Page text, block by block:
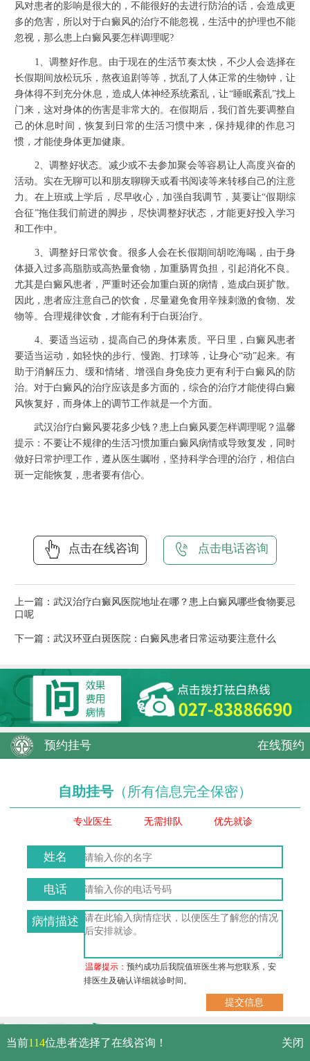
风对患者的影响是很大的，不能很好的去进行防治的话，会造成更
多的危害，所以对于白癜风的治疗不能忽视，生活中的护理也不能
忽视，那么患上白癜风要怎样调理呢?
1、调整好作息。由于现在的生活节奏太快，不少人会选择在
长假期间放松玩乐，熬夜追剧等等，扰乱了人体正常的生物钟，让
身体得不到充分休息，造成人体神经系统紊乱，让“睡眠紊乱”找上
门来，这对身体的伤害是非常大的。在假期后，我们首先要调整自
己的休息时间，恢复到日常的生活习惯中来，保持规律的作息习
惯，才能使身体更加健康。
2、调整好状态。减少或不去参加聚会等容易让人高度兴奋的
活动。实在无聊可以和朋友聊聊天或看书阅读等来转移自己的注意
力。在上班或上学后，尽早收心，加强自我调节，莫要让“假期综
合征”拖住我们前进的脚步，尽快调整好状态，才能更好投入学习
和工作中。
3、调整好日常饮食。很多人会在长假期间胡吃海喝，由于身
体摄入过多高脂肪或高热量食物，加重肠胃负担，引起消化不良。
尤其是白癜风患者，严重时还会加重白斑的病情，造成白斑扩散。
因此，患者应注意自己的饮食，尽量避免食用辛辣刺激的食物、发
物等。合理规律饮食，才能有利于白斑治疗。
4、要适当运动，提高自己的身体素质。平日里，白癜风患者
要适当运动，如轻快的步行、慢跑、打球等，让身心“动”起来。有
助于消解压力、缓和情绪、增强自身免疫力更有利于白癜风的防
治。对于白癜风的治疗应该是多方面的，综合的治疗才能使得白癜
风恢复好，而身体上的调节工作就是一个方面。
武汉治疗白癜风要花多少钱？患上白癜风要怎样调理呢？温馨
提示：不要让不规律的生活习惯加重白癜风病情或导致复发，同时
做好日常护理工作，遵从医生嘱咐，坚持科学合理的治疗，相信白
斑一定能恢复，患者要有信心。
点击在线咨询 点击电话咨询
上一篇： 武汉治疗白癜风医院地址在哪？患上白癜风哪些食物要忌
口呢
下一篇： 武汉环亚白斑医院：白癜风患者日常运动要注意什么
预约挂号 在线预约
自助挂号 （所有信息完全保密）
专业医生 无需排队 优先就诊
姓名
电话
病情描述
温馨提示：预约成功后我院值班医生将与您联系，安
排医生及确认详细就诊时间。
武汉市硚口区解放大道479号
免费电话：
当前114位患者选择了在线咨询！ 关闭